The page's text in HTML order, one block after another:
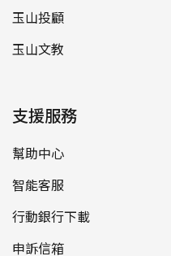
玉山投顧
玉山文教
支援服務
幫助中心
智能客服
行動銀行下載
申訴信箱